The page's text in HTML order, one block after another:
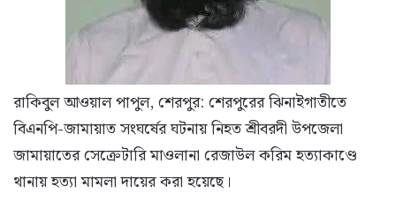
রাকিবুল আওয়াল পাপুল, শেরপুর: শেরপুরের ঝিনাইগাতীতে
বিএনপি-জামায়াত সংঘর্ষের ঘটনায় নিহত শ্রীবরদী উপজেলা
জামায়াতের সেক্রেটারি মাওলানা রেজাউল করিম হত্যাকাণ্ডে
থানায় হত্যা মামলা দায়ের করা হয়েছে।